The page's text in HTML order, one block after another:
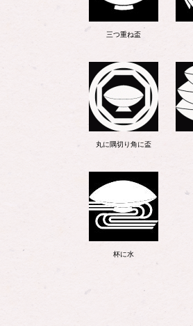
三つ重ね盃
丸に隅切り角に盃
杯に水